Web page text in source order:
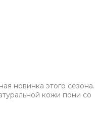
новинка этого сезона.
кожи пони со